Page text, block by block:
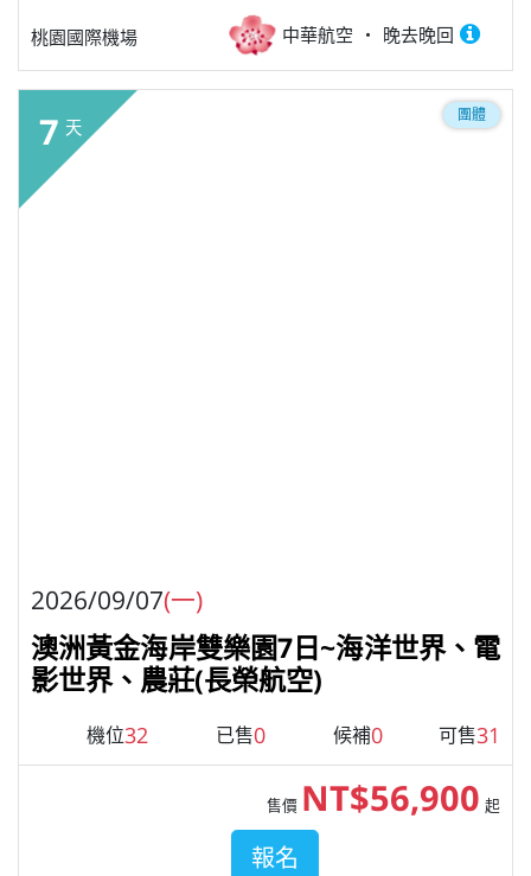
桃園國際機場 中華航空 晚去晚回
7 天
團體
2026/09/07(一)
澳洲黃金海岸雙樂園7日~海洋世界、電
影世界、農莊(長榮航空)
機位32 已售0 候補0 可售31
售價 NT$56,900 起
報名